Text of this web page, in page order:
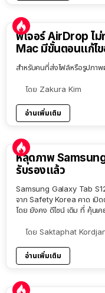
ฟีเจอร์ AirDrop ไ
Mac มีขั้นตอนแก้ไข
สำหรับคนที่ส่งไฟล์หรือรูปภา
โดย Zakura Kim
อ่านเพิ่มเติม
หลุดภาพ
รับรองแล้ว
Samsung Galaxy Tab
จาก Safety Korea คาด เปิ
โดย ยังคง ดีไซน์ เดิม ที่ คุ้นเค
โดย Saktaphat
อ่านเพิ่มเติม